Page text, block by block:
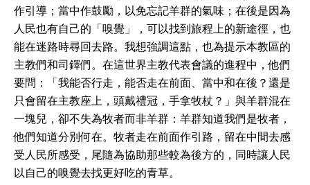
作引導；當中作鼓勵，以免忘記羊群的氣味；在後是因為
人民也有自己的「嗅覺」，可以找到旅程上的新途徑，也
能在迷路時尋回去路。我想強調這點，也為提示本教區的
主教們和司鐸們。在這世界主教代表會議的進程中，他們
要問：「我能否行走，能否走在前面、當中和在後？還是
只會留在主教座上，頭戴禮冠，手拿牧杖？」與羊群混在
一塊兒，卻不失為牧者而非羊群：羊群知道我們是牧者，
他們知道分別何在。牧者走在前面作引路，留在中間去感
受人民所感受，尾隨為協助那些較為後方的，同時讓人民
以自己的嗅覺去找更好吃的青草。